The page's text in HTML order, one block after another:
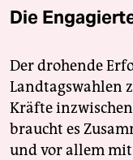
Die
Der drohende
Landtagswahlen
Kräfte
braucht es
und vor allem mit